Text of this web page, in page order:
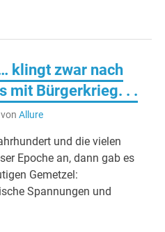
klingt zwar nach
mit Bürgerkrieg. . .
Allure
und die vielen
Epoche an, dann gab es
Gemetzel:
Spannungen und